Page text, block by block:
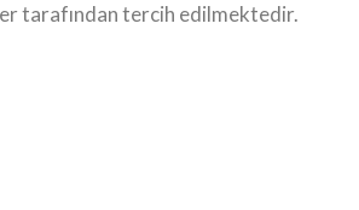
tarafından tercih edilmektedir.